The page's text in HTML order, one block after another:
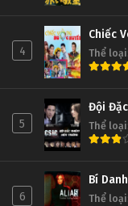
4
Chiếc
Thể loại
5
Đội
Thể loại
6
Bí
Thể loại